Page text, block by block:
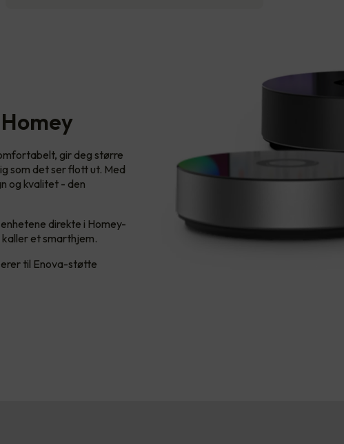
gir deg større
som det ser flott ut. Med
og kvalitet - den
direkte i Homey-
et smarthjem.
til Enova-støtte